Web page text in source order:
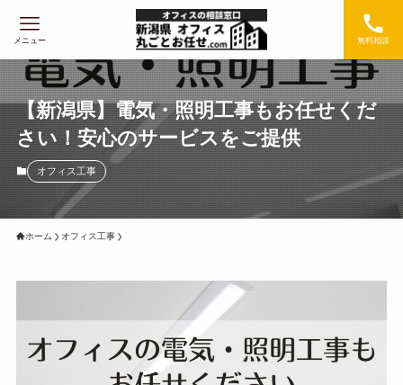
無料相談
メニュー
【新潟県】電気・照明工事もお任せくだ
さい！安心のサービスをご提供
オフィス工事
ホーム オフィス工事